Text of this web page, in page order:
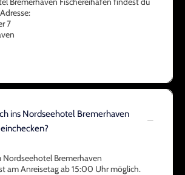
7
ins Nordseehotel Bremerhaven
Nordseehotel Bremerhaven
am Anreisetag ab 15:00 Uhr möglich.